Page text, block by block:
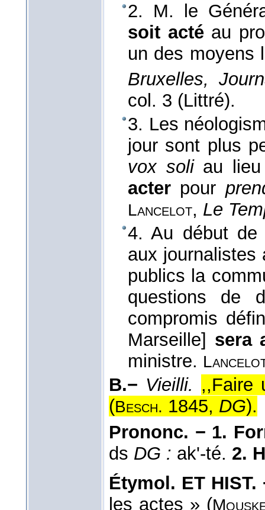
2. M. le
soit actéau
un des
Bruxelles,
col. 3 (Littré).
3. Les
jour sont plus
vox soli au
acter pour
Lancelot, Le
4. Au début de
aux journalistes
publics la
questions de
compromis
Marseille] sera
ministre.
B.− Vieilli. ,,Faire
(Besch. 1845, DG).
Prononc. − 1.
ds DG : ak'-té. 2.
Étymol. ET HIST.
les actes » (